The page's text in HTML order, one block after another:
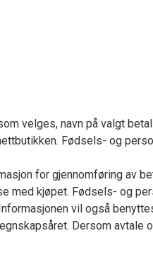
velges, navn på valgt
Fødsels- og
for gjennomføring av
med kjøpet. Fødsels- og
vil også
Dersom avtale